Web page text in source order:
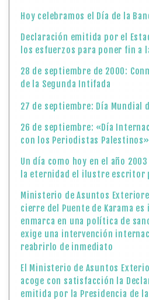
Hoy celebramos el Día de la
Declaración emitida por el
los esfuerzos para poner fin a
28 de septiembre de 2000:
de la Segunda Intifada
27 de septiembre: Día Mundial
26 de septiembre: «Día
con los Periodistas Palestinos»
Un día como hoy en el año
la eternidad el ilustre escritor
Ministerio de Asuntos
cierre del Puente de Karama
enmarca en una política de
exige una intervención
reabrirlo de inmediato
El Ministerio de Asuntos
acoge con satisfacción la
emitida por la Presidencia de